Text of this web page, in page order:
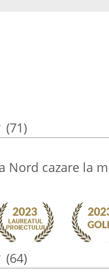
(71)
Nord cazare la
(64)